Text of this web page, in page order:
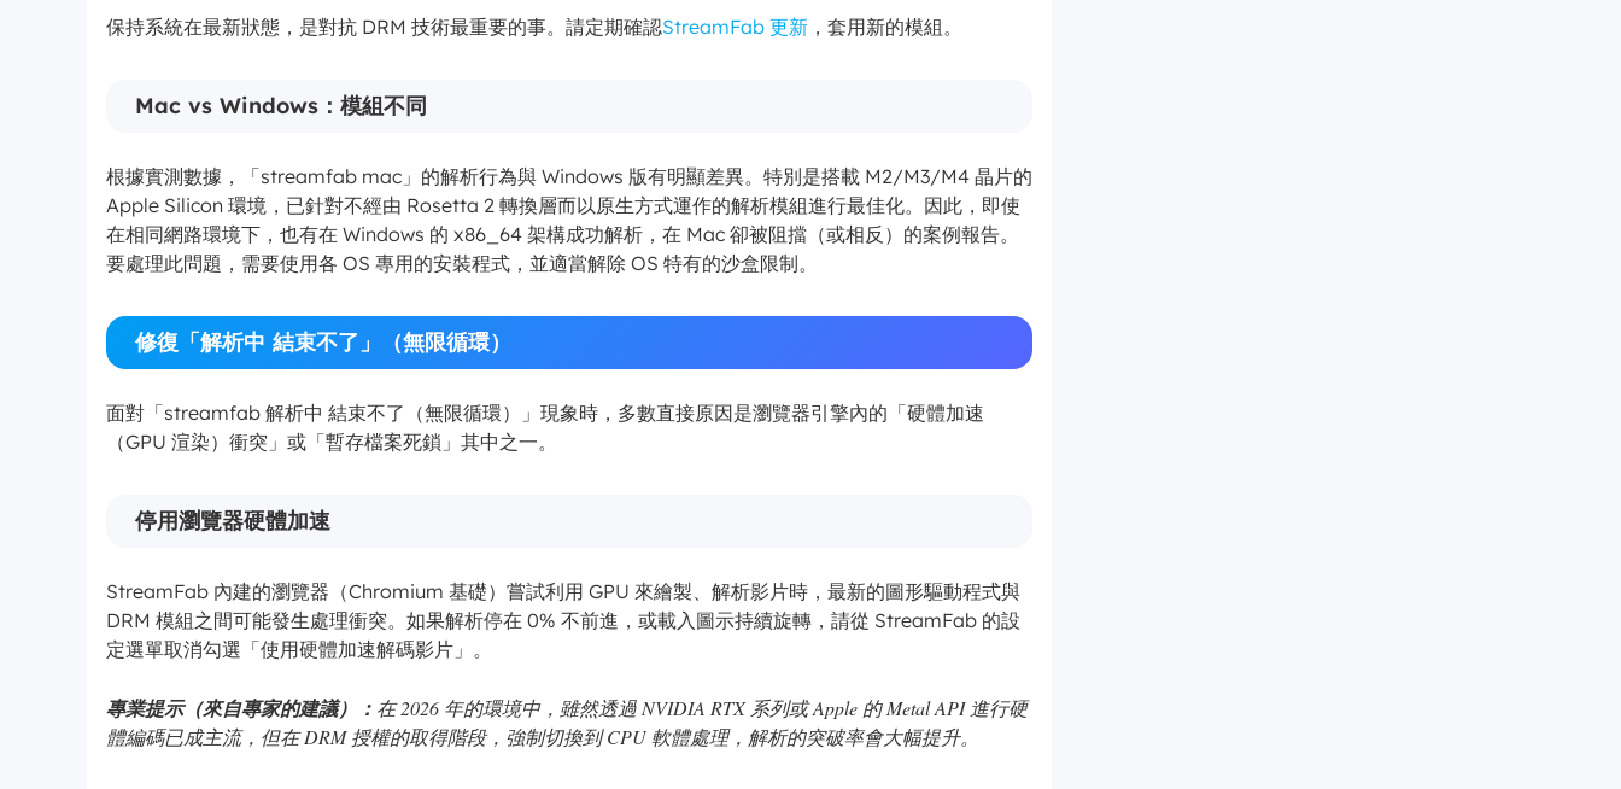
保持系統在最新狀態，是對抗 DRM 技術最重要的事。請定期確認StreamFab 更新 ，套用新的模組。
Mac vs Windows：模組不同
根據實測數據，「streamfab mac」的解析行為與 Windows 版有明顯差異。特別是搭載 M2/M3/M4 晶片的
Apple Silicon 環境，已針對不經由 Rosetta 2 轉換層而以原生方式運作的解析模組進行最佳化。因此，即使
在相同網路環境下，也有在 Windows 的 x86_64 架構成功解析，在 Mac 卻被阻擋（或相反）的案例報告。
要處理此問題，需要使用各 OS 專用的安裝程式，並適當解除 OS 特有的沙盒限制。
修復「解析中 結束不了」（無限循環）
面對「streamfab 解析中 結束不了（無限循環）」現象時，多數直接原因是瀏覽器引擎內的「硬體加速
（GPU 渲染）衝突」或「暫存檔案死鎖」其中之一。
停用瀏覽器硬體加速
StreamFab 內建的瀏覽器（Chromium 基礎）嘗試利用 GPU 來繪製、解析影片時，最新的圖形驅動程式與
DRM 模組之間可能發生處理衝突。如果解析停在 0% 不前進，或載入圖示持續旋轉，請從 StreamFab 的設
定選單取消勾選「使用硬體加速解碼影片」。
專業提示（來自專家的建議）： 在 2026 年的環境中，雖然透過 NVIDIA RTX 系列或 Apple 的 Metal API 進行硬
體編碼已成主流，但在 DRM 授權的取得階段，強制切換到 CPU 軟體處理，解析的突破率會大幅提升。